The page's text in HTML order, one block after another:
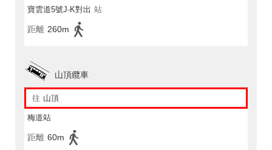
寶雲道5號J-K對出 站
距離 260m
山頂纜車
往 山頂
梅道站
距離 60m